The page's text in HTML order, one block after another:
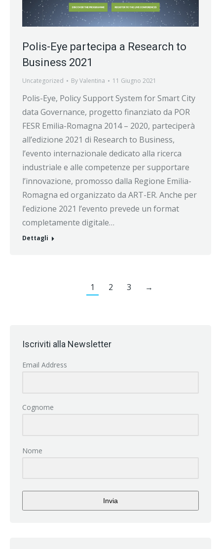
Polis-Eye partecipa a Research to
Business 2021
Uncategorized ByValentina 11 Giugno 2021
Polis-Eye, Policy Support System for Smart City
data Governance, progetto finanziato da POR
FESR Emilia-Romagna 2014 – 2020, parteciperà
all’edizione 2021 di Research to Business,
l’evento internazionale dedicato alla ricerca
industriale e alle competenze per supportare
l’innovazione, promosso dalla Regione Emilia-
Romagna ed organizzato da ART-ER. Anche per
l’edizione 2021 l’evento prevede un format
completamente digitale…
Dettagli
1 2 3 →
Iscriviti alla Newsletter
Email Address
Cognome
Nome
Invia